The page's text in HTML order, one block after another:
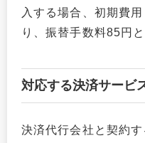
入する場合、初期費
り、振替手数料85円
対応する決済サービ
決済代行会社と契約